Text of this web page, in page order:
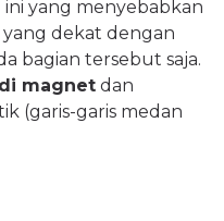
yang menyebabkan
dekat dengan
bagian tersebut saja.
magnet dan
(garis-garis medan